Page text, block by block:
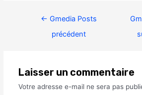
← Gmedia Posts
précédent
Laisser un commentaire
Votre adresse e-mail ne sera pas